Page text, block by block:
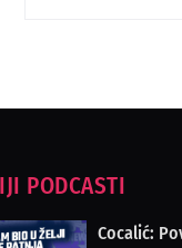
PODCASTI
Cocalić: